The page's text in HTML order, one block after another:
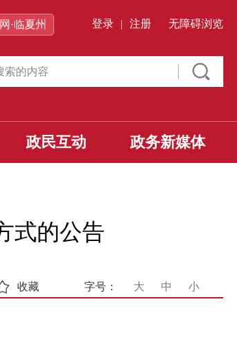
·临夏州 登录 | 注册 无障碍浏览
政民互动 政务新媒体
式的公告
字号： 大 中 小
收藏